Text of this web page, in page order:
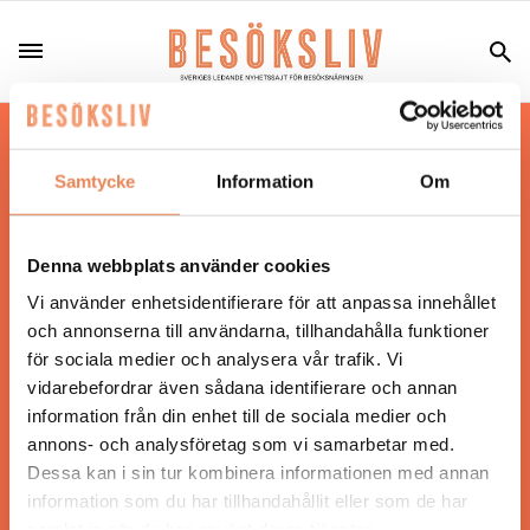
Samtycke Information Om
Denna webbplats använder cookies
Vi använder enhetsidentifierare för att anpassa innehållet
och annonserna till användarna, tillhandahålla funktioner
för sociala medier och analysera vår trafik. Vi
vidarebefordrar även sådana identifierare och annan
information från din enhet till de sociala medier och
annons- och analysföretag som vi samarbetar med.
Dessa kan i sin tur kombinera informationen med annan
information som du har tillhandahållit eller som de har
Hos oss läser du landets mest uppdaterade
nyheter och snackisar inom besöksnäringen.
Besöksliv i sin tryckta form är ett affärsmagasin
Tidningen ges ut avVisita
ANSVARIG UTGIVARE
Jonas Siljhammar
UPPHOVSRÄTT